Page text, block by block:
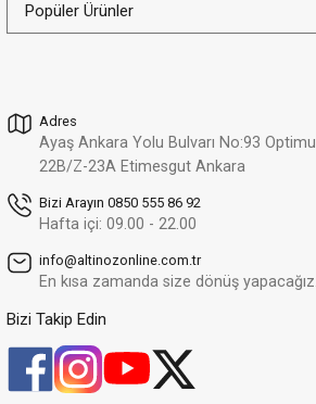
Adres
Ayaş Ankara Yolu Bulvarı No:93
22B/Z-23A Etimesgut Ankara
Bizi Arayın 0850 555 86 92
Hafta içi: 09.00 - 22.00
info@altinozonline.com.tr
En kısa zamanda size dönüş yapacağız.
Bizi Takip Edin
Popüler Ürünler